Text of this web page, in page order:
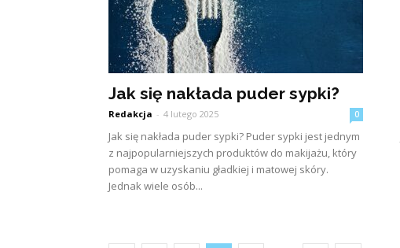
Jak się nakłada puder sypki?
Redakcja - 4 lutego 2025 0
Jak się nakłada puder sypki? Puder sypki jest jednym
z najpopularniejszych produktów do makijażu, który
pomaga w uzyskaniu gładkiej i matowej skóry.
Jednak wiele osób...